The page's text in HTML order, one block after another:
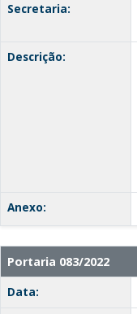
Secretaria:
Descrição:
Anexo:
Portaria 083/2022
Data: